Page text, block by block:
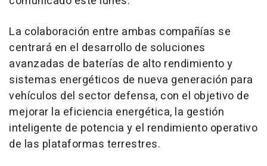
La colaboración entre ambas compañías se
centrará en el desarrollo de soluciones
avanzadas de baterías de alto rendimiento y
sistemas energéticos de nueva generación para
vehículos del sector defensa, con el objetivo de
mejorar la eficiencia energética, la gestión
inteligente de potencia y el rendimiento operativo
de las plataformas terrestres.